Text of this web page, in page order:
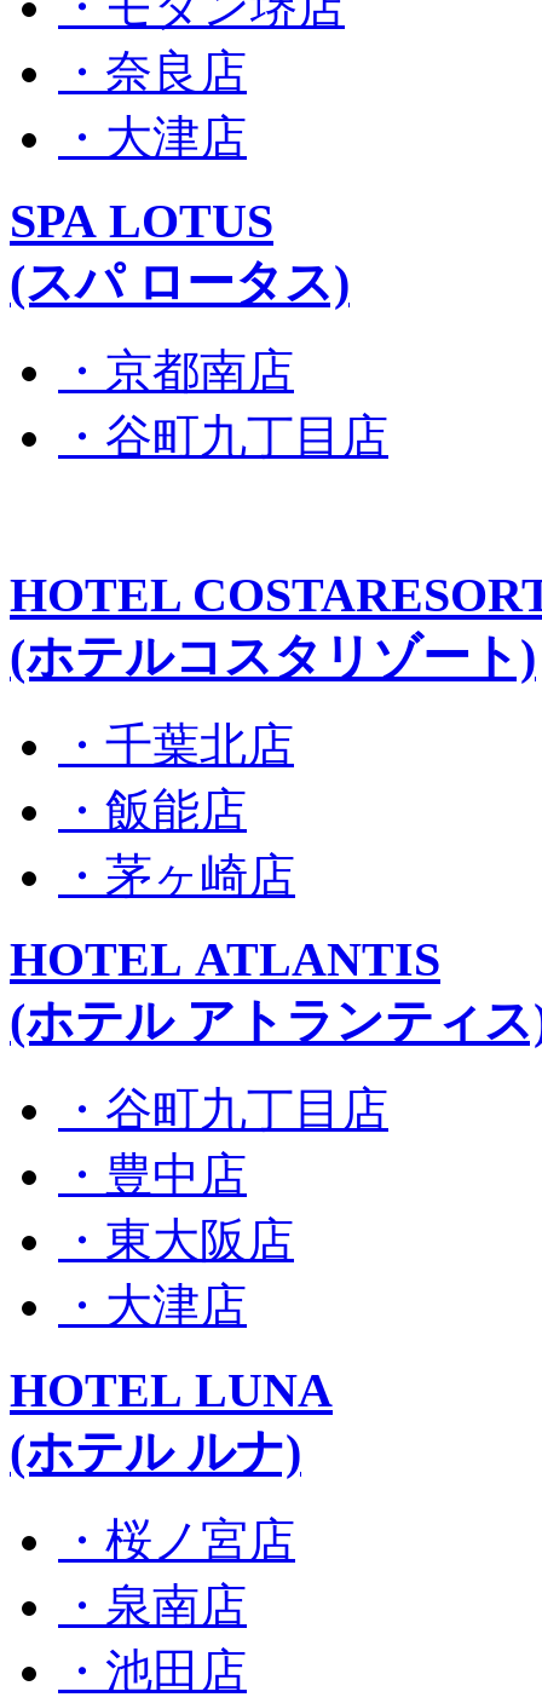
・奈良店
・大津店
SPA LOTUS
(スパ ロータス)
・京都南店
・谷町九丁目店
HOTEL
(ホテルコスタリゾート)
・千葉北店
・飯能店
・茅ヶ崎店
HOTEL ATLANTIS
(ホテル アトランティ
・谷町九丁目店
・豊中店
・東大阪店
・大津店
HOTEL LUNA
(ホテル ルナ)
・桜ノ宮店
・泉南店
・池田店